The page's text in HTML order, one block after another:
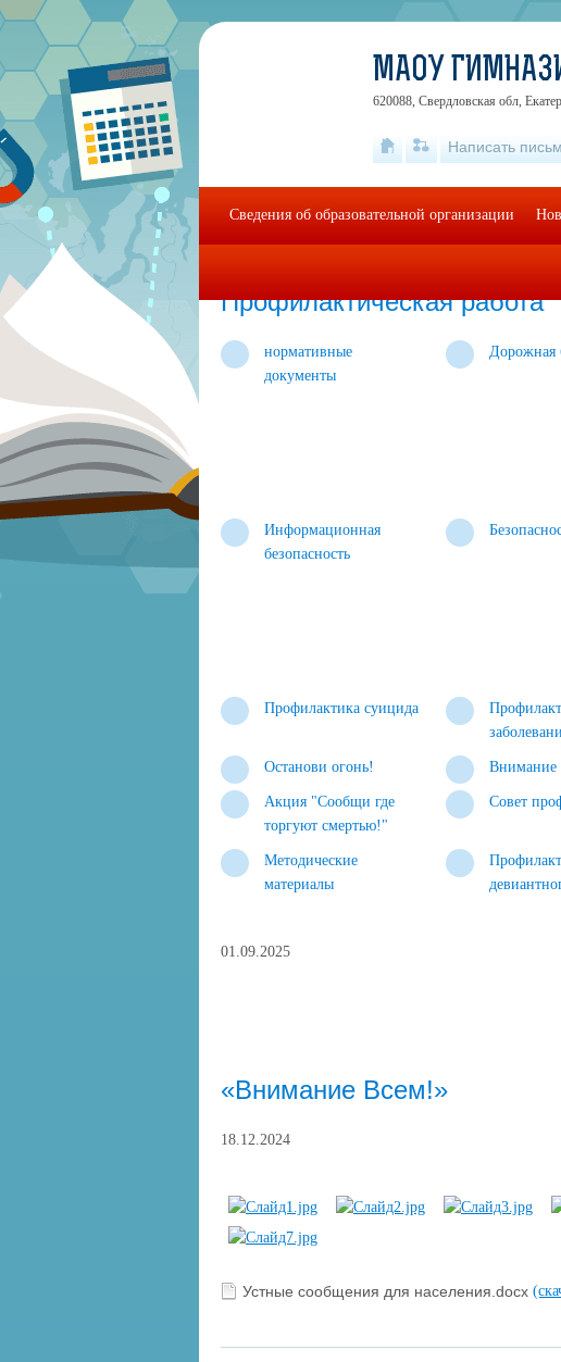
Профилактическая работа
нормативные
документы
Дорожная
Информационная
безопасность
Профилактика суицида
Останови огонь! Внимание
Акция "Сообщи где
торгуют смертью!"
Совет
Методические
материалы
01.09.2025
«Внимание Всем!»
18.12.2024
Устные сообщения для населения.docx
МАОУ
620088, Свердловская обл,
Написать
Сведения об образовательной организации